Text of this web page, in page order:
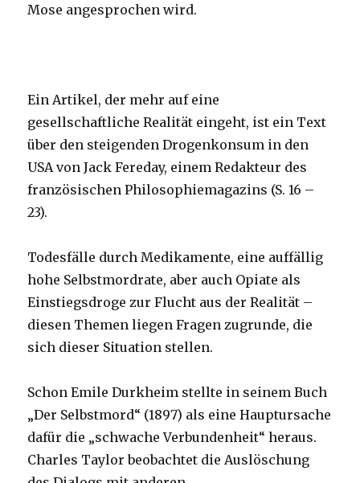
Mose angesprochen wird.
Ein Artikel, der mehr auf eine
gesellschaftliche Realität eingeht, ist ein Text
über den steigenden Drogenkonsum in den
USA von Jack Fereday, einem Redakteur des
französischen Philosophiemagazins (S. 16 –
23).
Todesfälle durch Medikamente, eine auffällig
hohe Selbstmordrate, aber auch Opiate als
Einstiegsdroge zur Flucht aus der Realität –
diesen Themen liegen Fragen zugrunde, die
sich dieser Situation stellen.
Schon Emile Durkheim stellte in seinem Buch
„Der Selbstmord“ (1897) als eine Hauptursache
dafür die „schwache Verbundenheit“ heraus.
Charles Taylor beobachtet die Auslöschung